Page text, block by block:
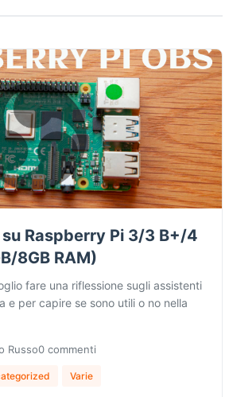
su Raspberry Pi 3/3 B+/4
8GB RAM)
fare una riflessione sugli assistenti
e per capire se sono utili o no nella
Russo0 commenti
Varie